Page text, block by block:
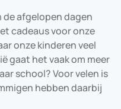
de afgelopen dagen
cadeaus voor onze
onze kinderen veel
gaat het vaak om meer
school? Voor velen is
hebben daarbij